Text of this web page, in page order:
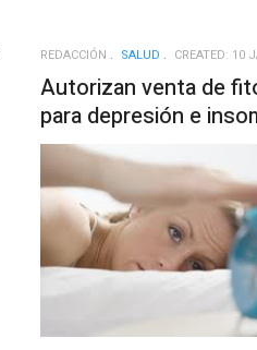
REDACCIÓN SALUD CREATED: 10
Autorizan venta de
para depresión e